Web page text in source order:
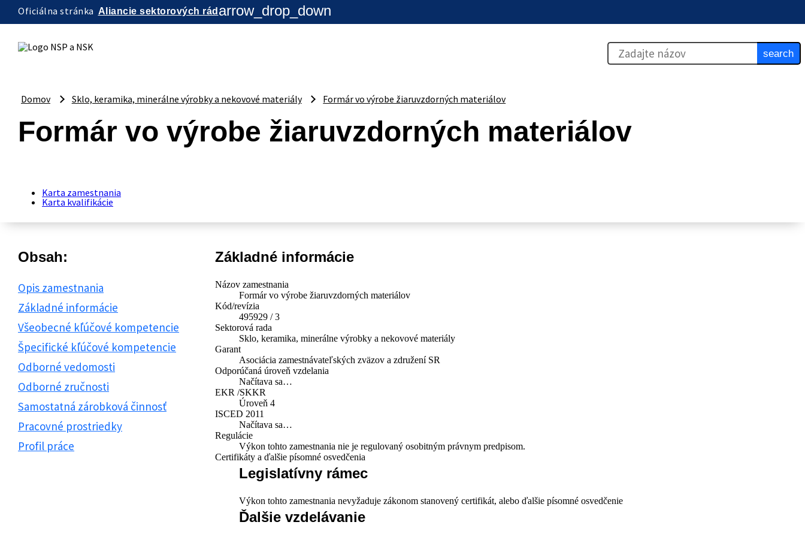
Oficiálna stránka Aliancie sektorových rád arrow_drop_down
search
Domov Sklo, keramika, minerálne výrobky a nekovové materiály Formár vo výrobe žiaruvzdorných materiálov
Formár vo výrobe žiaruvzdorných materiálov
Karta zamestnania
Karta kvalifikácie
Obsah:
Opis zamestnania
Základné informácie
Všeobecné kľúčové kompetencie
Špecifické kľúčové kompetencie
Odborné vedomosti
Odborné zručnosti
Samostatná zárobková činnosť
Pracovné prostriedky
Profil práce
Základné informácie
Názov zamestnania
Formár vo výrobe žiaruvzdorných materiálov
Kód/revízia
495929 / 3
Sektorová rada
Sklo, keramika, minerálne výrobky a nekovové materiály
Garant
Asociácia zamestnávateľských zväzov a združení SR
Odporúčaná úroveň vzdelania
Načítava sa…
EKR /SKKR
Úroveň 4
ISCED 2011
Načítava sa…
Regulácie
Výkon tohto zamestnania nie je regulovaný osobitným právnym predpisom.
Certifikáty a ďalšie písomné osvedčenia
Legislatívny rámec
Výkon tohto zamestnania nevyžaduje zákonom stanovený certifikát, alebo ďalšie písomné osvedčenie
Ďalšie vzdelávanie